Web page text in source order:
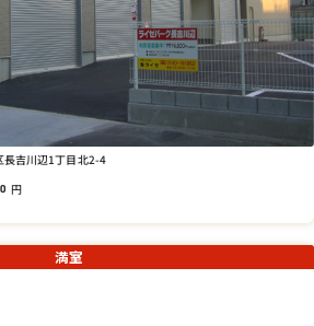
長吉川辺1丁目北2-4
円
満室